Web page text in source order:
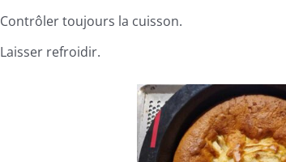
Contrôler toujours la cuisson.
Laisser refroidir.